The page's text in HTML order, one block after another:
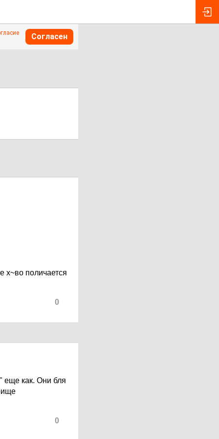
Согласен
х~во поличается
0
еще как. Они бля
0